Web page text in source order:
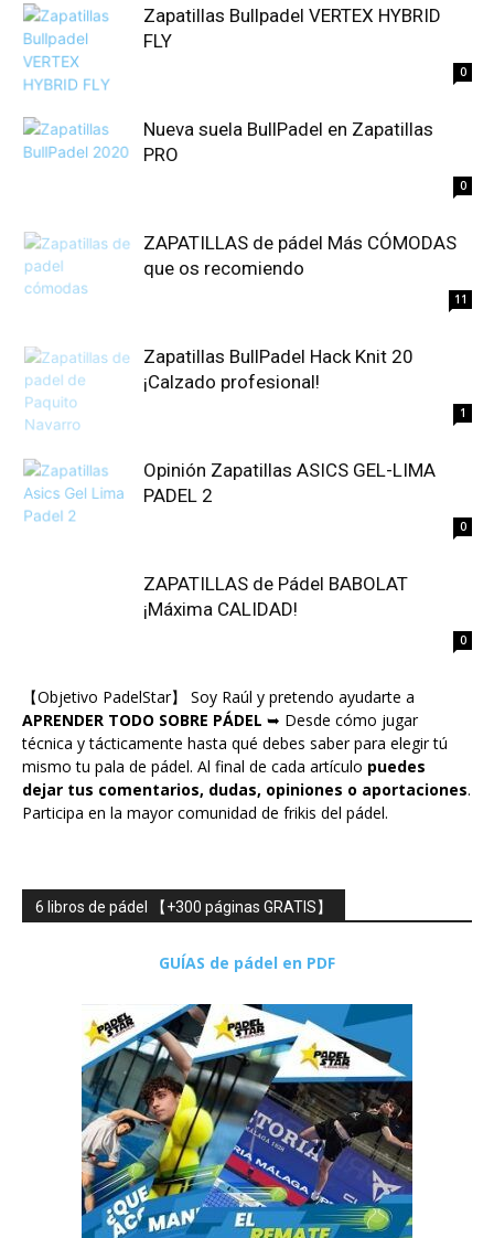
Zapatillas Bullpadel VERTEX HYBRID
FLY
0
Nueva suela BullPadel en Zapatillas
PRO
0
ZAPATILLAS de pádel Más CÓMODAS
que os recomiendo
11
Zapatillas BullPadel Hack Knit 20
¡Calzado profesional!
1
Opinión Zapatillas ASICS GEL-LIMA
PADEL 2
0
ZAPATILLAS de Pádel BABOLAT
¡Máxima CALIDAD!
0
【Objetivo PadelStar】 Soy Raúl y pretendo ayudarte a
APRENDER TODO SOBRE PÁDEL ➥ Desde cómo jugar
técnica y tácticamente hasta qué debes saber para elegir tú
mismo tu pala de pádel. Al final de cada artículo puedes
dejar tus comentarios, dudas, opiniones o aportaciones.
Participa en la mayor comunidad de frikis del pádel.
6 libros de pádel 【+300 páginas GRATIS】
GUÍAS de pádel en PDF